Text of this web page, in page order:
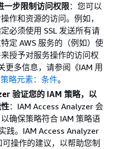
一步限制访问权限：您可以
作和资源的访问。例如，
必须使用 SSL 发送所有请
定 AWS 服务的（例如）使
授予对服务操作的访问权
更多信息，请参阅《IAM 用
略元素：条件。
验证您的 IAM 策略，以
：IAM Access Analyzer 会
确保策略符合 IAM 策略语
践。IAM Access Analyzer
操作的建议，以帮助您制